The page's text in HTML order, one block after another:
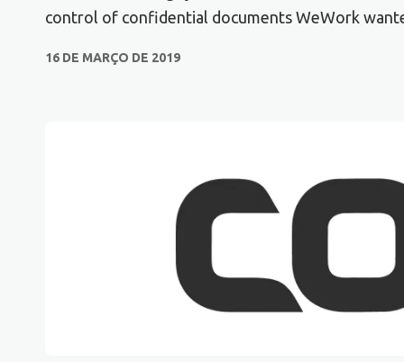
control of confidential documents WeWork
16 DE MARÇO DE 2019